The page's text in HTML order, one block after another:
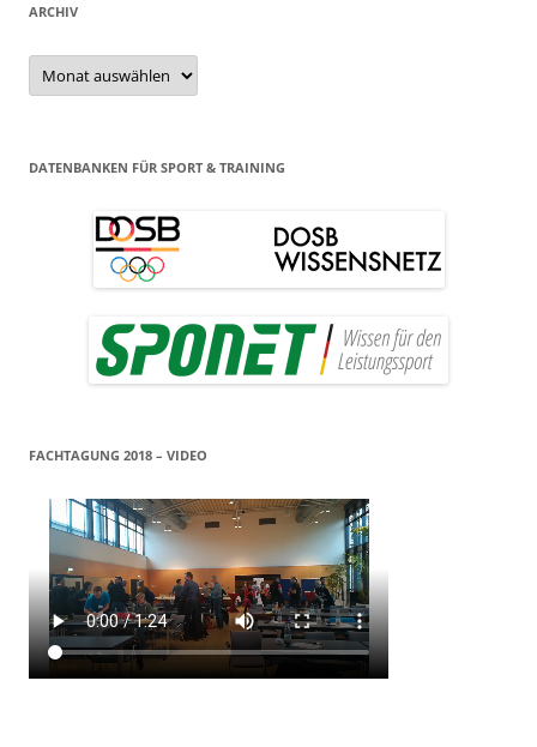
ARCHIV
Archiv
DATENBANKEN FÜR SPORT & TRAINING
FACHTAGUNG 2018 – VIDEO